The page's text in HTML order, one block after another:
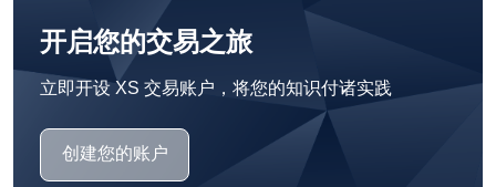
开启您的交易之旅
立即开设 XS 交易账户，将您的知识付诸实践
创建您的账户